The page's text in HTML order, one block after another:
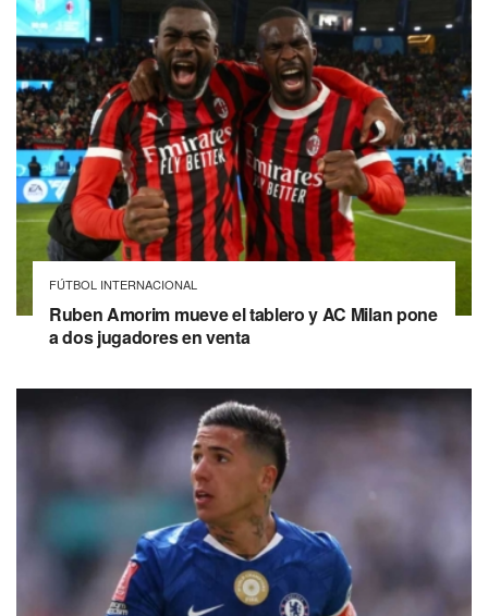
FÚTBOL INTERNACIONAL
Ruben Amorim mueve el tablero y AC Milan pone
a dos jugadores en venta